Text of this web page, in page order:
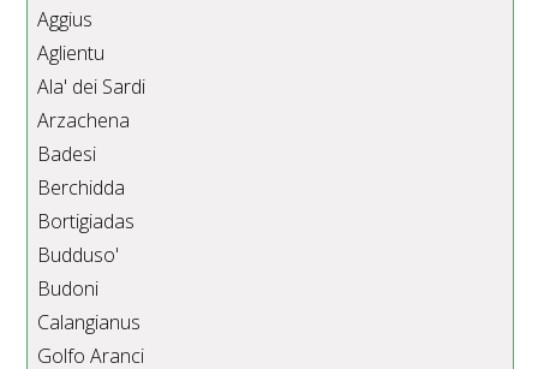
Aggius
Aglientu
Ala' dei Sardi
Arzachena
Badesi
Berchidda
Bortigiadas
Budduso'
Budoni
Calangianus
Golfo Aranci